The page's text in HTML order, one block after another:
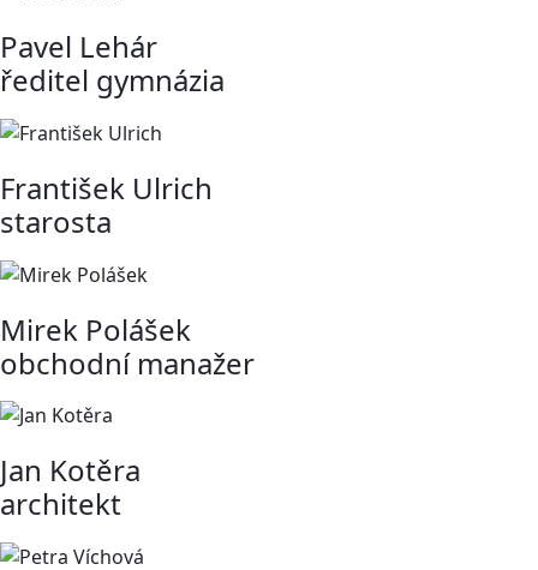
Pavel Lehár
ředitel gymnázia
František Ulrich
starosta
Mirek Polášek
obchodní manažer
Jan Kotěra
architekt